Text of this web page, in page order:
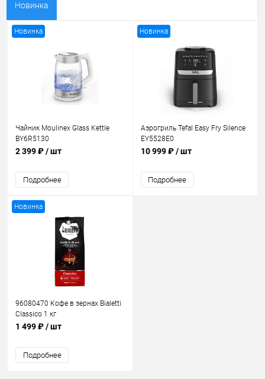
Новинка
Новинка
Чайник Moulinex Glass Kettle
BY6R5130
2 399 ₽/ шт
Подробнее
Новинка
Аэрогриль Tefal Easy Fry Silence
EY5528E0
10 999 ₽/ шт
Подробнее
Новинка
96080470 Кофе в зернах Bialetti
Classico 1 кг
1 499 ₽/ шт
Подробнее